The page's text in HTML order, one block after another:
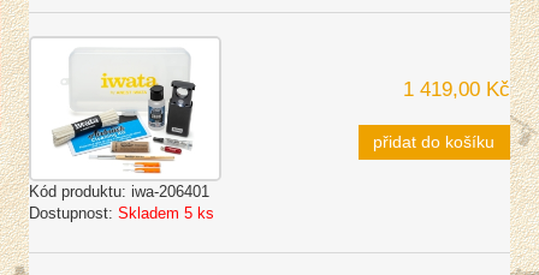
Kód produktu: iwa-206401
Dostupnost: Skladem 5 ks
1 419,00 Kč
přidat do košíku